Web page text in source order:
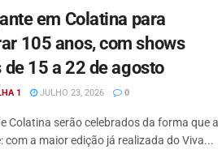
em Colatina para
105 anos, com shows
de 15 a 22 de agosto
1 JULHO 23, 2026 0
Colatina serão celebrados da forma que a
com a maior edição já realizada do Viva...